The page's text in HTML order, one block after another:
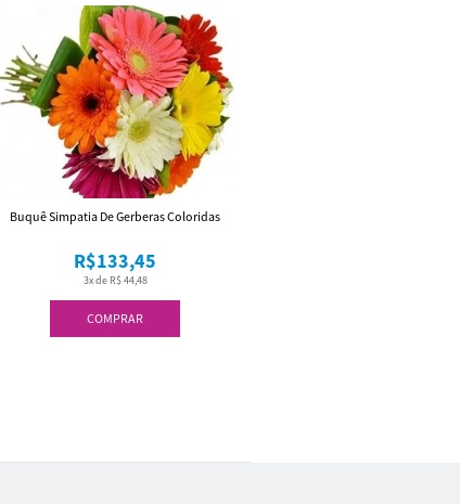
COMPRAR
3x de R$ 44,48
R$133,45
Buquê Simpatia De Gerberas Coloridas